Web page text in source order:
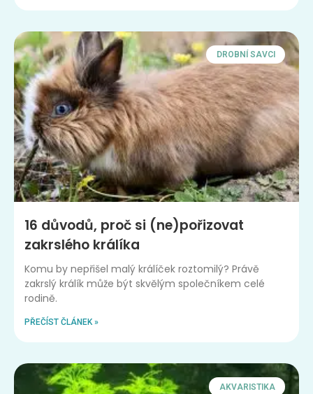
DROBNÍ SAVCI
16 důvodů, proč si (ne)pořizovat
zakrslého králíka
Komu by nepřišel malý králíček roztomilý? Právě
zakrslý králík může být skvělým společníkem celé
rodině.
PŘEČÍST ČLÁNEK »
AKVARISTIKA